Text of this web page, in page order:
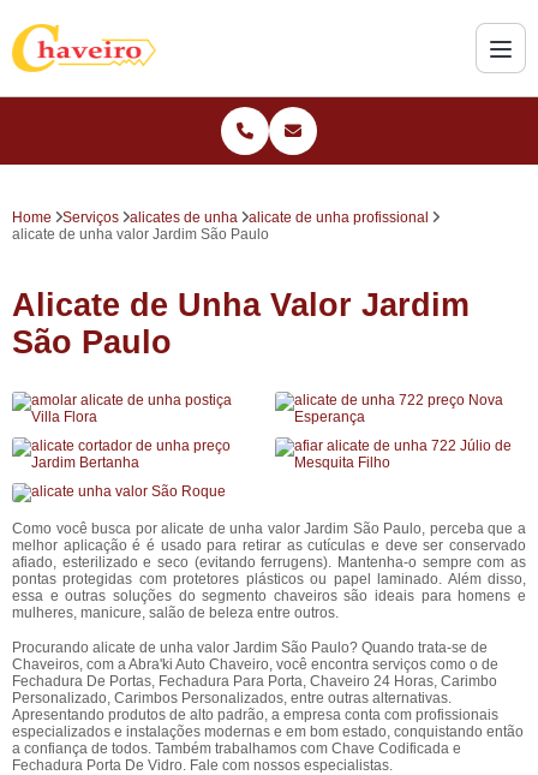
Home Serviços alicates de unha
alicate de unha profissional
alicate de unha valor Jardim São Paulo
Alicate de Unha Valor Jardim
São Paulo
Como você busca por alicate de unha valor Jardim São Paulo, perceba que a
melhor aplicação é é usado para retirar as cutículas e deve ser conservado
afiado, esterilizado e seco (evitando ferrugens). Mantenha-o sempre com as
pontas protegidas com protetores plásticos ou papel laminado. Além disso,
essa e outras soluções do segmento chaveiros são ideais para homens e
mulheres, manicure, salão de beleza entre outros.
Procurando alicate de unha valor Jardim São Paulo? Quando trata-se de
Chaveiros, com a Abra'ki Auto Chaveiro, você encontra serviços como o de
Fechadura De Portas, Fechadura Para Porta, Chaveiro 24 Horas, Carimbo
Personalizado, Carimbos Personalizados, entre outras alternativas.
Apresentando produtos de alto padrão, a empresa conta com profissionais
especializados e instalações modernas e em bom estado, conquistando então
a confiança de todos. Também trabalhamos com Chave Codificada e
Fechadura Porta De Vidro. Fale com nossos especialistas.